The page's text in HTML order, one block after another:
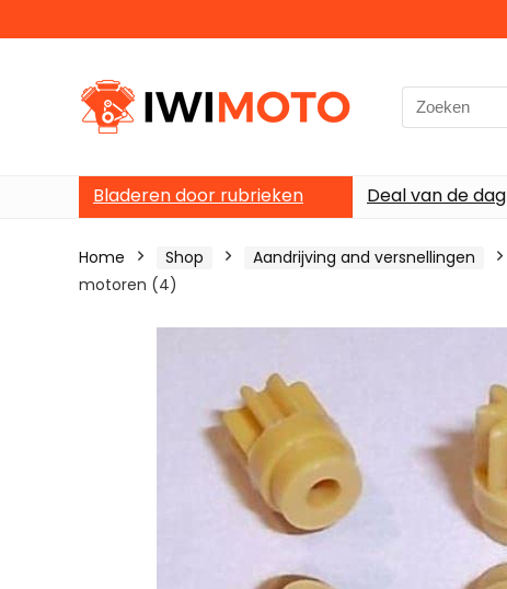
Search
for:
Bladeren door rubrieken Deal van de dag
Home Shop Aandrijving and versnellingen
motoren (4)